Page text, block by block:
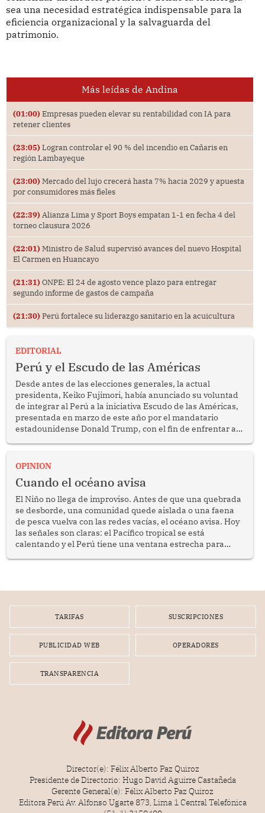
sea una necesidad estratégica indispensable para la
eficiencia organizacional y la salvaguarda del
patrimonio.
Más leídas de Andina
(01:00) Empresas pueden elevar su rentabilidad con IA para
retener clientes
(23:05) Logran controlar el 90 % del incendio en Cañaris en
región Lambayeque
(23:00) Mercado del lujo crecerá hasta 7% hacia 2029 y apuesta
por consumidores más fieles
(22:39) Alianza Lima y Sport Boys empatan 1-1 en fecha 4 del
torneo clausura 2026
(22:01) Ministro de Salud supervisó avances del nuevo Hospital
El Carmen en Huancayo
(21:31) ONPE: El 24 de agosto vence plazo para entregar
segundo informe de gastos de campaña
(21:30) Perú fortalece su liderazgo sanitario en la acuicultura
EDITORIAL
Perú y el Escudo de las Américas
Desde antes de las elecciones generales, la actual
presidenta, Keiko Fujimori, había anunciado su voluntad
de integrar al Perú a la iniciativa Escudo de las Américas,
presentada en marzo de este año por el mandatario
estadounidense Donald Trump, con el fin de enfrentar al
OPINION
Cuando el océano avisa
El Niño no llega de improviso. Antes de que una quebrada
se desborde, una comunidad quede aislada o una faena
de pesca vuelva con las redes vacías, el océano avisa. Hoy
las señales son claras: el Pacífico tropical se está
calentando y el Perú tiene una ventana estrecha para
TARIFAS SUSCRIPCIONES
PUBLICIDAD WEB OPERADORES
TRANSPARENCIA
Director(e): Félix Alberto Paz Quiroz
Presidente de Directorio: Hugo David Aguirre Castañeda
Gerente General(e): Félix Alberto Paz Quiroz
Editora Perú Av. Alfonso Ugarte 873, Lima 1 Central Telefónica